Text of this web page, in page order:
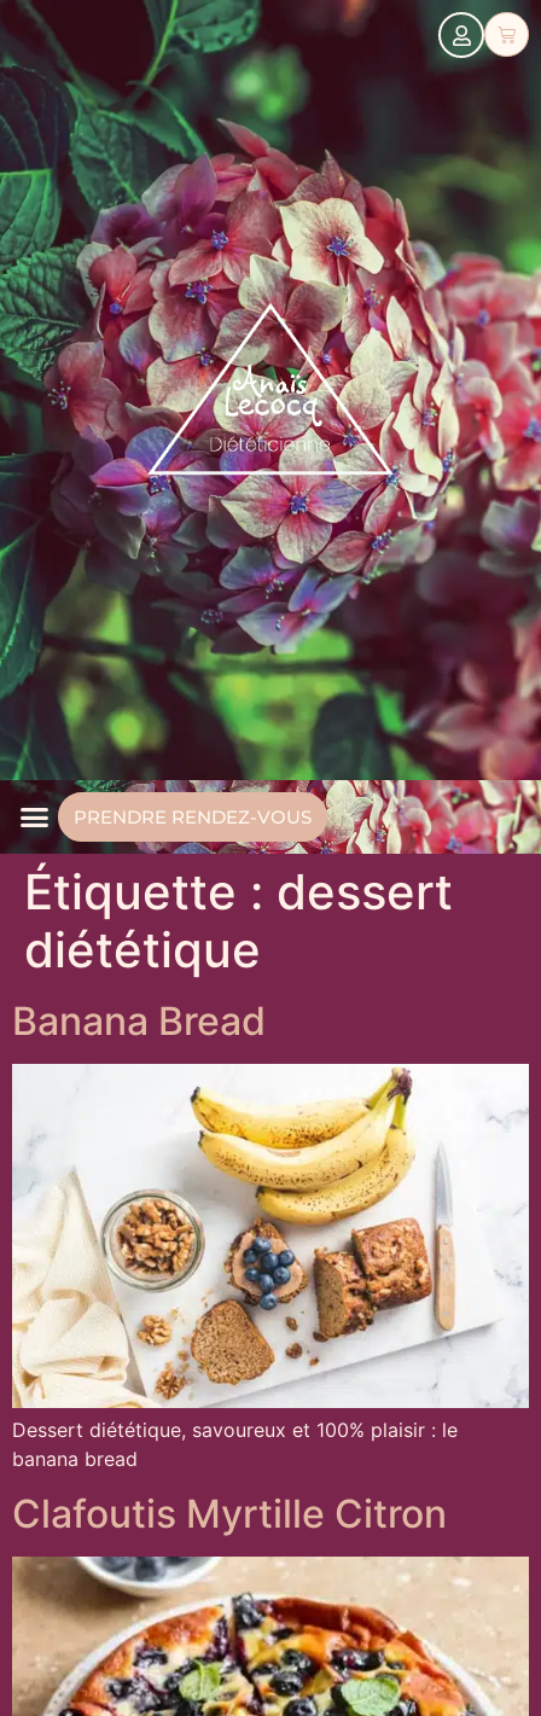
PRENDRE RENDEZ-VOUS
Étiquette : dessert
diététique
Banana Bread
Dessert diététique, savoureux et 100% plaisir : le
banana bread
Clafoutis Myrtille Citron